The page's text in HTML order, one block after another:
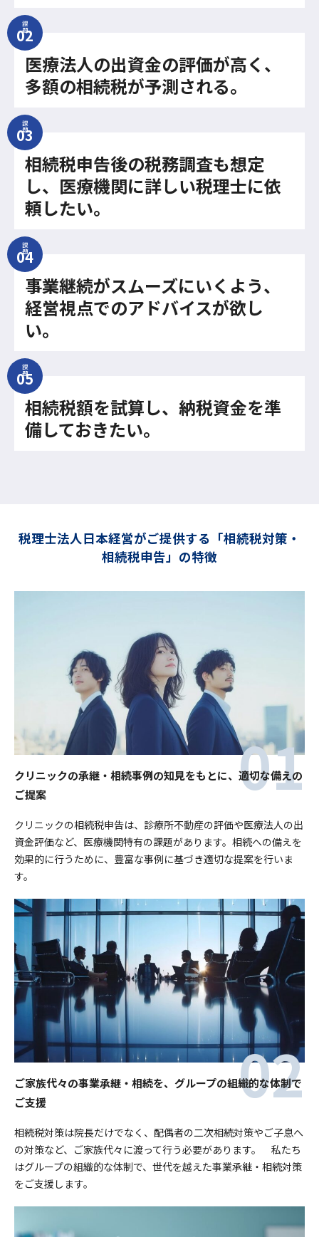
課
題
医療法人の出資金の評価が高く、
多額の相続税が予測される。
課
題
相続税申告後の税務調査も想定
し、医療機関に詳しい税理士に依
頼したい。
課
題
事業継続がスムーズにいくよう、
経営視点でのアドバイスが欲し
い。
課
題
相続税額を試算し、納税資金を準
備しておきたい。
税理士法人日本経営がご提供する「相続税対策・
相続税申告」の特徴
クリニックの承継・相続事例の知見をもとに、適切な備えの
ご提案
クリニックの相続税申告は、診療所不動産の評価や医療法人の出
資金評価など、医療機関特有の課題があります。相続への備えを
効果的に行うために、豊富な事例に基づき適切な提案を行いま
す。
ご家族代々の事業承継・相続を、グループの組織的な体制で
ご支援
相続税対策は院長だけでなく、配偶者の二次相続対策やご子息へ
の対策など、ご家族代々に渡って行う必要があります。 私たち
はグループの組織的な体制で、世代を越えた事業承継・相続対策
をご支援します。